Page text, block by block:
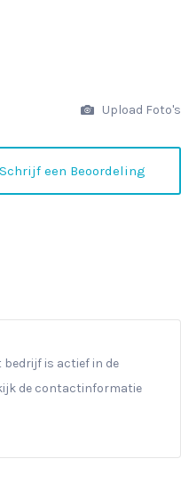
Upload Foto's
Schrijf een Beoordeling
bedrijf is actief in de
de contactinformatie